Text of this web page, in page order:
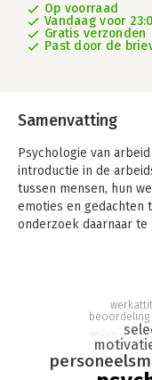
Op voorraad
Vandaag voor
Gratis verzonden
Past door de
Samenvatting
Psychologie van
introductie in de
tussen mensen, hun
emoties en gedachten
onderzoek daarnaar
praktijkvoorbeelden.
Het boek heeft een
‘instroom, doorstroom
beoordeling
welzijn